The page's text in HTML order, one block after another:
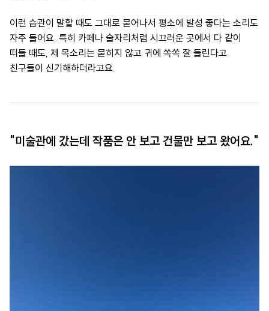
이런 습관이 말할 때도 그대로 묻어나서 평소에 발성 좋다는 소리도
자주 들어요. 특히 카페나 술자리처럼 시끄러운 곳에서 다 같이
떠들 때도, 제 목소리는 묻히지 않고 귀에 쏙쏙 잘 들린다고
친구들이 신기해하더라고요.
"미술관에 갔는데 작품은 안 보고 건물만 보고 왔어요."